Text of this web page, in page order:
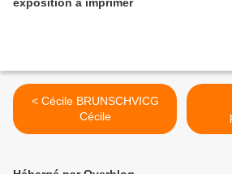
< Cécile BRUNSCHVICG
Cécile